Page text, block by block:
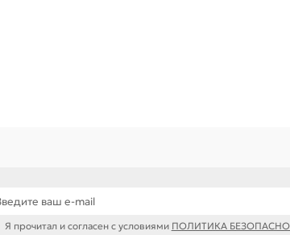
Я прочитал и согласен с условиями ПОЛИТИКА